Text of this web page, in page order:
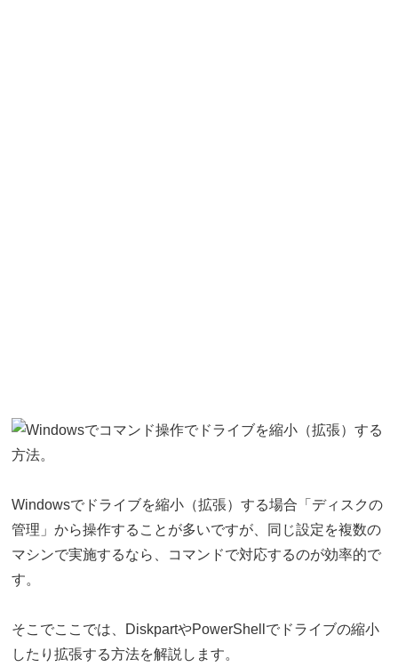
Windowsでドライブを縮小（拡張）する場合「ディスクの
管理」から操作することが多いですが、同じ設定を複数の
マシンで実施するなら、コマンドで対応するのが効率的で
す。
そこでここでは、DiskpartやPowerShellでドライブの縮小
したり拡張する方法を解説します。